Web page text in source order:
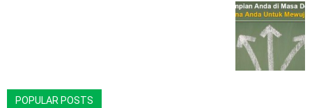
POPULAR POSTS